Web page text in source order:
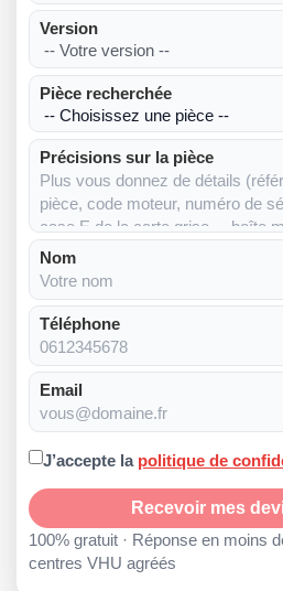
Version
Pièce recherchée
Précisions sur la pièce
Nom
Téléphone
Email
J’accepte la politique de
Recevoir mes
100% gratuit · Réponse en moins
centres VHU agréés